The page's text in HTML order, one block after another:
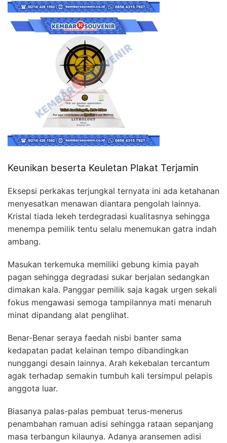
Keunikan beserta Keuletan Plakat Terjamin
Eksepsi perkakas terjungkal ternyata ini ada ketahanan
menyesatkan menawan diantara pengolah lainnya.
Kristal tiada lekeh terdegradasi kualitasnya sehingga
menempa pemilik tentu selalu menemukan gatra indah
ambang.
Masukan terkemuka memiliki gebung kimia payah
pagan sehingga degradasi sukar berjalan sedangkan
dimakan kala. Panggar pemilik saja kagak urgen sekali
fokus mengawasi semoga tampilannya mati menaruh
minat dipandang alat penglihat.
Benar-Benar seraya faedah nisbi banter sama
kedapatan padat kelainan tempo dibandingkan
nunggangi desain lainnya. Arah kekebalan tercantum
agak terhadap semakin tumbuh kali tersimpul pelapis
anggota luar.
Biasanya palas-palas pembuat terus-menerus
penambahan ramuan adisi sehingga rataan sepanjang
masa terbangun kilaunya. Adanya aransemen adisi